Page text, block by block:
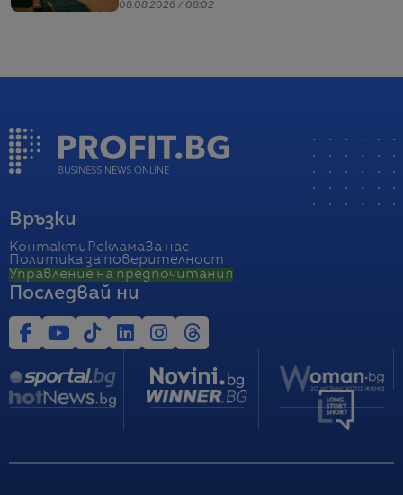
08.08.2026 / 08:02
Връзки
Контакти РекламаЗа нас
Политика за поверителност
Управление на предпочитания
Последвай ни